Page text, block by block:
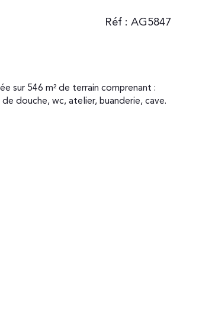
Réf : AG5847
douche, wc, atelier, buanderie, cave.